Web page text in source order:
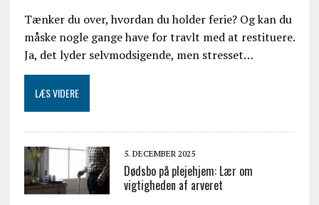
Tænker du over, hvordan du holder ferie? Og kan du
måske nogle gange have for travlt med at restituere.
Ja, det lyder selvmodsigende, men stresset…
LÆS VIDERE
5. DECEMBER 2025
Dødsbo på plejehjem: Lær om
vigtigheden af arveret